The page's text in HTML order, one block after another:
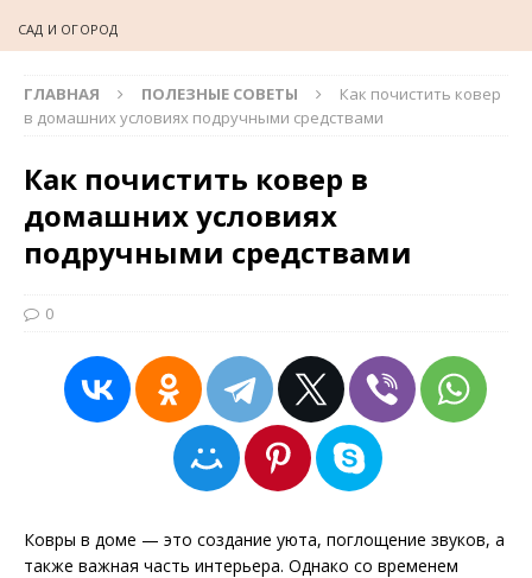
САД И ОГОРОД
ГЛАВНАЯ ПОЛЕЗНЫЕ СОВЕТЫ
Как почистить ковер
в домашних условиях подручными средствами
Как почистить ковер в
домашних условиях
подручными средствами
0
Ковры в доме — это создание уюта, поглощение звуков, а
также важная часть интерьера. Однако со временем